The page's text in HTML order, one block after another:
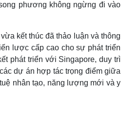
phương không ngừng đi vào
kết thúc đã thảo luận và thông
lược cấp cao cho sự phát triển
phát triển với Singapore, duy trì
dự án hợp tác trọng điểm giữa
nhân tạo, năng lượng mới và y